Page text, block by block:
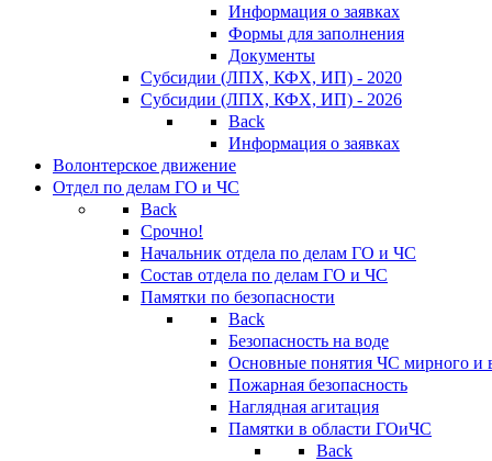
Информация о заявках
Формы для заполнения
Документы
Субсидии (ЛПХ, КФХ, ИП) - 2020
Субсидии (ЛПХ, КФХ, ИП) - 2026
Back
Информация о заявках
Волонтерское движение
Отдел по делам ГО и ЧС
Back
Срочно!
Начальник отдела по делам ГО и ЧС
Состав отдела по делам ГО и ЧС
Памятки по безопасности
Back
Безопасность на воде
Основные понятия ЧС мирного и
Пожарная безопасность
Наглядная агитация
Памятки в области ГОиЧС
Back